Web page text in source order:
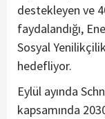
destekleyen ve
faydalandığı,
Sosyal
hedefliyor.
Eylül ayında
kapsamında